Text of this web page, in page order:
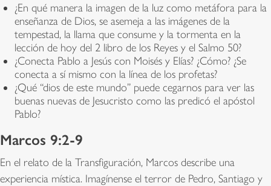
¿En qué manera la imagen de la luz como metáfora para la
enseñanza de Dios, se asemeja a las imágenes de la
tempestad, la llama que consume y la tormenta en la
lección de hoy del 2 libro de los Reyes y el Salmo 50?
¿Conecta Pablo a Jesús con Moisés y Elías? ¿Cómo? ¿Se
conecta a sí mismo con la línea de los profetas?
¿Qué “dios de este mundo” puede cegarnos para ver las
buenas nuevas de Jesucristo como las predicó el apóstol
Pablo?
Marcos 9:2-9
En el relato de la Transfiguración, Marcos describe una
experiencia mística. Imagínense el terror de Pedro, Santiago y